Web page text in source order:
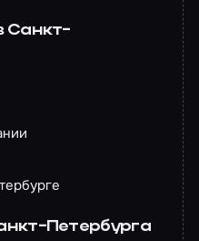
Санкт-
Петербурга